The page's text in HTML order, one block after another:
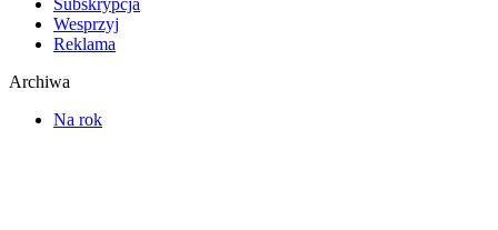
Subskrypcja
Wesprzyj
Reklama
Archiwa
Na rok